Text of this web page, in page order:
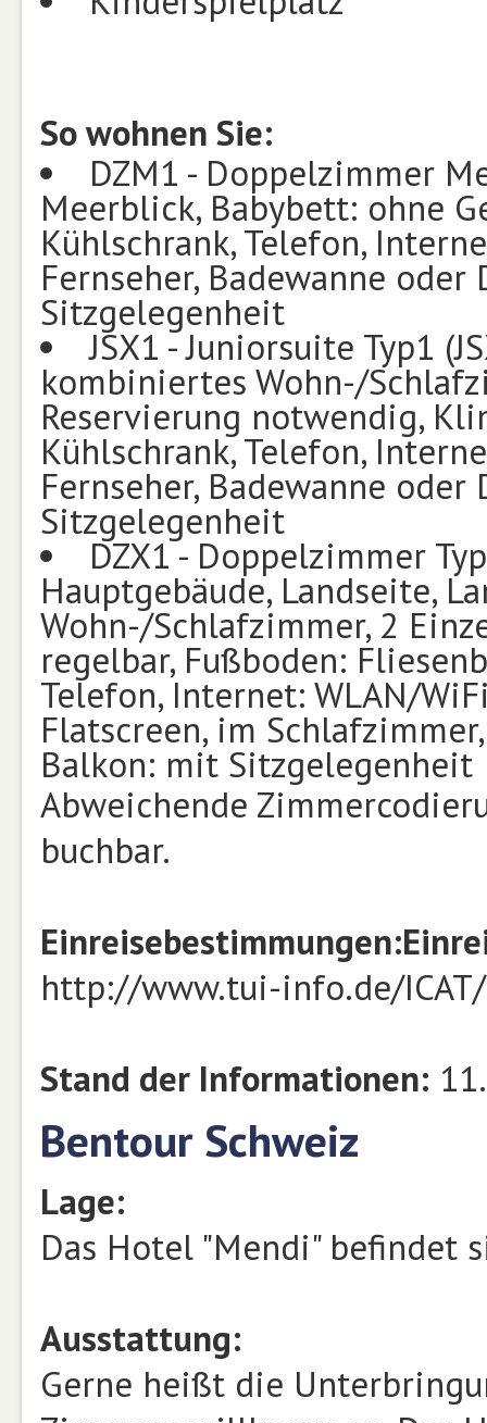
So wohnen Sie:
DZM1 - Doppelzimmer
Meerblick, Babybett: ohne
Kühlschrank, Telefon,
Fernseher, Badewanne oder
Sitzgelegenheit
JSX1 - Juniorsuite Typ1
kombiniertes Wohn-/
Reservierung notwendig,
Kühlschrank, Telefon,
Fernseher, Badewanne oder
Sitzgelegenheit
DZX1 - Doppelzimmer
Hauptgebäude, Landseite,
Wohn-/Schlafzimmer, 2
regelbar, Fußboden:
Telefon, Internet: WLAN/
Flatscreen, im
Balkon: mit Sitzgelegenheit
Abweichende
buchbar.
Einreisebestimmungen:
http://www.tui-info.de/
Stand der Informationen:
Bentour Schweiz
Lage:
Das Hotel "Mendi" befindet
Ausstattung:
Gerne heißt die